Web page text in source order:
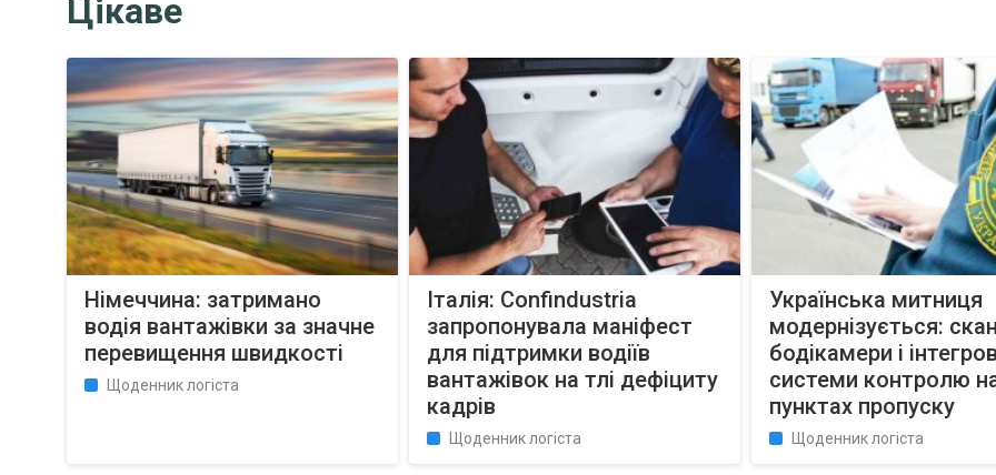
Цікаве
Німеччина: затримано
водія вантажівки за значне
перевищення швидкості
Щоденник логіста
Італія: Confindustria
запропонувала маніфест
для підтримки водіїв
вантажівок на тлі дефіциту
кадрів
Щоденник логіста
Українська митниця
модернізується:
бодікамери і
системи контролю
пунктах пропуску
Щоденник логіста